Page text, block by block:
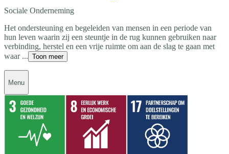
Sociale Onderneming
Het ondersteuning en begeleiden van mensen in een periode van
hun leven waarin zij een steuntje in de rug kunnen gebruiken naar
verbinding, herstel en een vrije ruimte om aan de slag te gaan met
waar ... Toon meer
Menu